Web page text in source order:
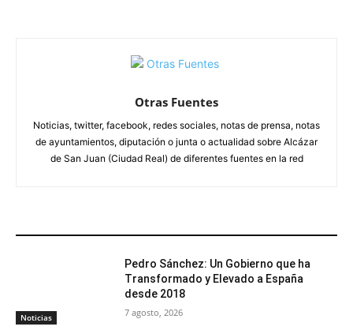
Otras Fuentes
Noticias, twitter, facebook, redes sociales, notas de prensa, notas
de ayuntamientos, diputación o junta o actualidad sobre Alcázar
de San Juan (Ciudad Real) de diferentes fuentes en la red
Noticias
Pedro Sánchez: Un Gobierno que ha
Transformado y Elevado a España
desde 2018
7 agosto, 2026